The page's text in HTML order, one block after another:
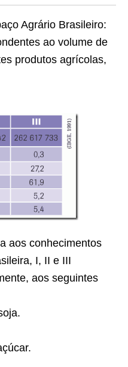
Agrário Brasileiro:
ao volume de
produtos agrícolas,
aos conhecimentos
I, II e III
aos seguintes